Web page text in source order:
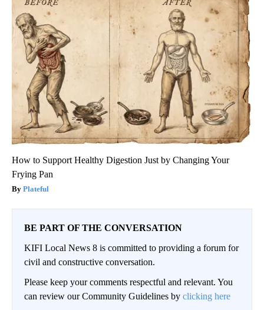
How to Support Healthy Digestion Just by Changing Your
Frying Pan
Plateful
BE PART OF THE CONVERSATION
KIFI Local News 8 is committed to providing a forum for
civil and constructive conversation.
Please keep your comments respectful and relevant. You
can review our Community Guidelines by clicking here